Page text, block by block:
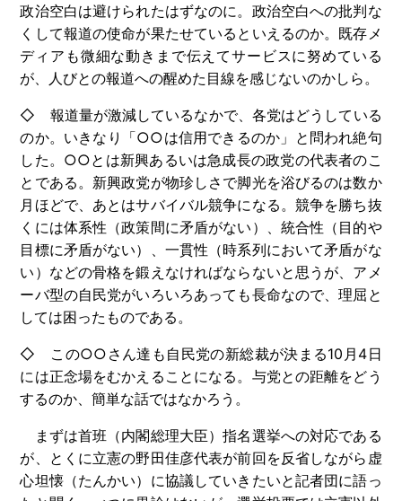
政治空白は避けられたはずなのに。政治空白への批判な
くして報道の使命が果たせているといえるのか。既存メ
ディアも微細な動きまで伝えてサービスに努めている
が、人びとの報道への醒めた目線を感じないのかしら。
◇ 報道量が激減しているなかで、各党はどうしている
のか。いきなり「○○は信用できるのか」と問われ絶句
した。○○とは新興あるいは急成長の政党の代表者のこ
とである。新興政党が物珍しさで脚光を浴びるのは数か
月ほどで、あとはサバイバル競争になる。競争を勝ち抜
くには体系性（政策間に矛盾がない）、統合性（目的や
目標に矛盾がない）、一貫性（時系列において矛盾がな
い）などの骨格を鍛えなければならないと思うが、アメ
ーバ型の自民党がいろいろあっても長命なので、理屈と
しては困ったものである。
◇ この○○さん達も自民党の新総裁が決まる10月4日
には正念場をむかえることになる。与党との距離をどう
するのか、簡単な話ではなかろう。
まずは首班（内閣総理大臣）指名選挙への対応である
が、とくに立憲の野田佳彦代表が前回を反省しながら虚
心坦懐（たんかい）に協議していきたいと記者団に語っ